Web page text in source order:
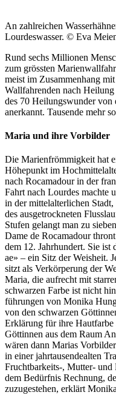
An zahlre­ichen
Lour­deswass­er. © Eva
Rund sechs Mil­lio­nen
zum grössten
meist im Zusam­men­hang
Wall­fahren­den nach
des 70 Heilungswun­der
anerkan­nt. Tausende mehr
Maria und ihre Vorbilder
Die Marien­fröm­migkeit hat
Höhep­unkt im
nach Roca­madour in der
Fahrt nach Lour­des machte
in der mit­te­lal­ter­lichen
des aus­getrock­neten
Stufen gelangt man zu
Dame de Roca­madour
dem 12. Jahrhun­dert. Sie ist
ae» – ein Sitz der Weisheit.
sitzt als Verkör­pe­rung der
Maria, die aufrecht mit
schwarzen Farbe ist nicht
führun­gen von Moni­ka
von den schwarzen
Erk­lärung für ihre
Göt­tin­nen aus dem Raum
wären dann Marias
in ein­er jahrtausendeal­ten
Fruchtbarkeits‑, Mut­ter-
dem Bedürf­nis Rech­nung,
zuzugeste­hen, erk­lärt